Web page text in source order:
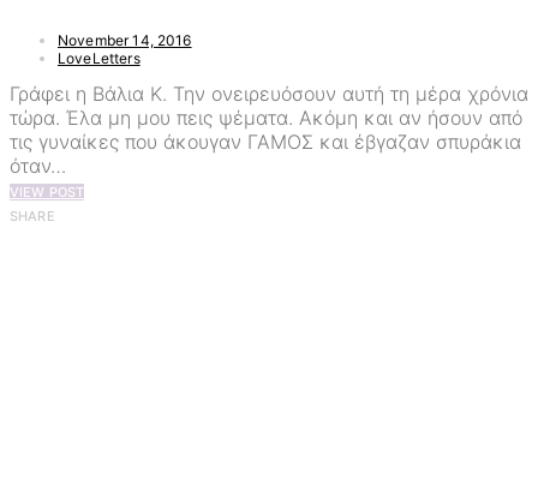
November 14, 2016
LoveLetters
Γράφει η Βάλια Κ. Την ονειρευόσουν αυτή τη μέρα χρόνια
τώρα. Έλα μη μου πεις ψέματα. Ακόμη και αν ήσουν από
τις γυναίκες που άκουγαν ΓΑΜΟΣ και έβγαζαν σπυράκια
όταν…
VIEW POST
SHARE